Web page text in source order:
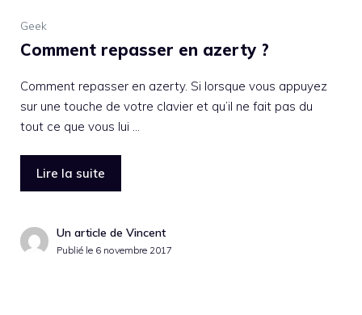
Geek
Comment repasser en azerty ?
Comment repasser en azerty. Si lorsque vous appuyez
sur une touche de votre clavier et qu’il ne fait pas du
tout ce que vous lui …
Lire la suite
Un article de Vincent
Publié le 6 novembre 2017